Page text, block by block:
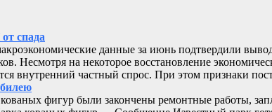
спада
данные за июнь подтвердили
Несмотря на некоторое восстановление
внутренний частный спрос. При этом признаки
фигур были закончены ремонтные работы,